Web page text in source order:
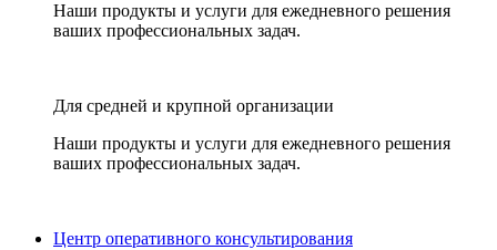
Наши продукты и услуги для ежедневного решения
ваших профессиональных задач.
Для средней и крупной организации
Наши продукты и услуги для ежедневного решения
ваших профессиональных задач.
Центр оперативного консультирования